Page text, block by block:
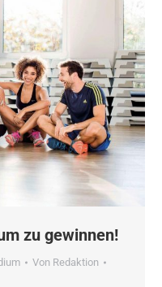
zu gewinnen!
Von Redaktion